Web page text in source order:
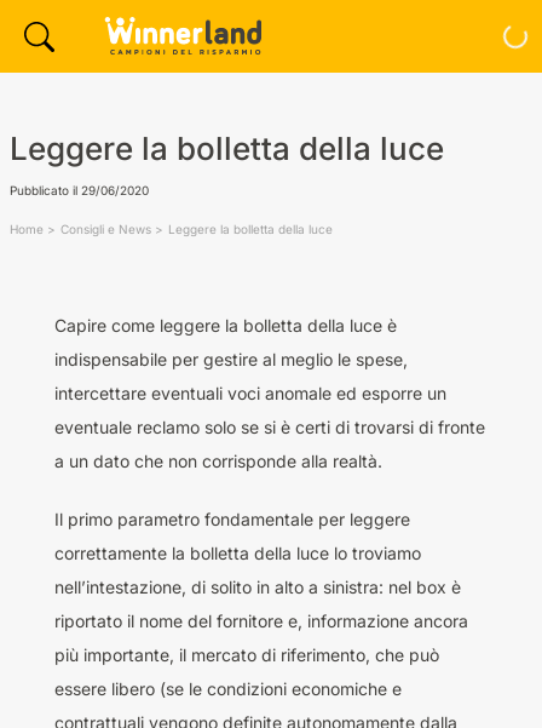
Leggere la bolletta della luce
Pubblicato il 29/06/2020
Home Consigli e News Leggere la bolletta della luce
Capire come leggere la bolletta della luce è
indispensabile per gestire al meglio le spese,
intercettare eventuali voci anomale ed esporre un
eventuale reclamo solo se si è certi di trovarsi di fronte
a un dato che non corrisponde alla realtà.
Il primo parametro fondamentale per leggere
correttamente la bolletta della luce lo troviamo
nell’intestazione, di solito in alto a sinistra: nel box è
riportato il nome del fornitore e, informazione ancora
più importante, il mercato di riferimento, che può
essere libero (se le condizioni economiche e
contrattuali vengono definite autonomamente dalla